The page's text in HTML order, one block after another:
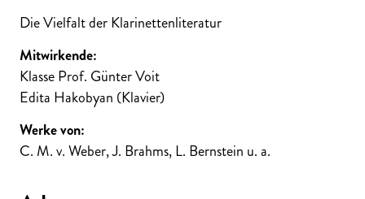
Die Vielfalt der Klarinettenliteratur
Mitwirkende:
Klasse Prof. Günter Voit
Edita Hakobyan (Klavier)
Werke von:
C. M. v. Weber, J. Brahms, L. Bernstein u. a.